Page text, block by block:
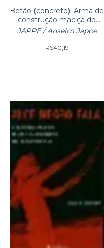
Betão (concreto). Arma de
construção maciça do
capitalismo
JAPPE / Anselm Jappe
R$40,19